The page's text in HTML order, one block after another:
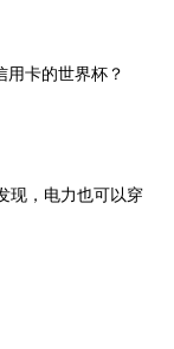
卡的世界杯？
现，电力也可以穿